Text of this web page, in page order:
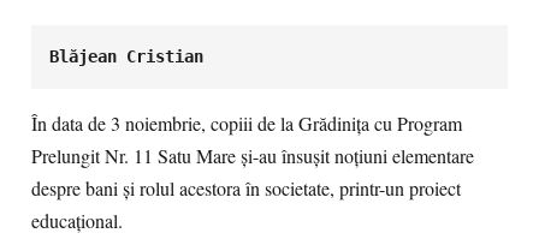
Blăjean Cristian
În data de 3 noiembrie, copiii de la Grădinița cu Program
Prelungit Nr. 11 Satu Mare şi-au însuşit noţiuni elementare
despre bani şi rolul acestora în societate, printr-un proiect
educaţional.